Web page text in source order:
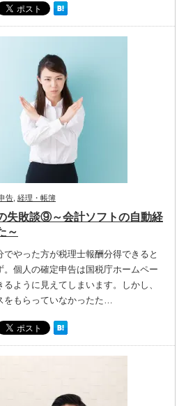
告 経理・帳簿
失敗談⑨～会計ソフトの自動経
～
やった方が税理士報酬分得できると
個人の確定申告は国税庁ホームペー
ように見えてしまいます。しかし、
をもらっていなかったた…